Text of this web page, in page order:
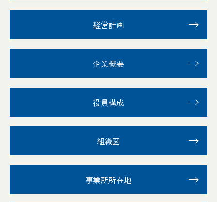
経営計画
企業概要
役員構成
組織図
事業所所在地